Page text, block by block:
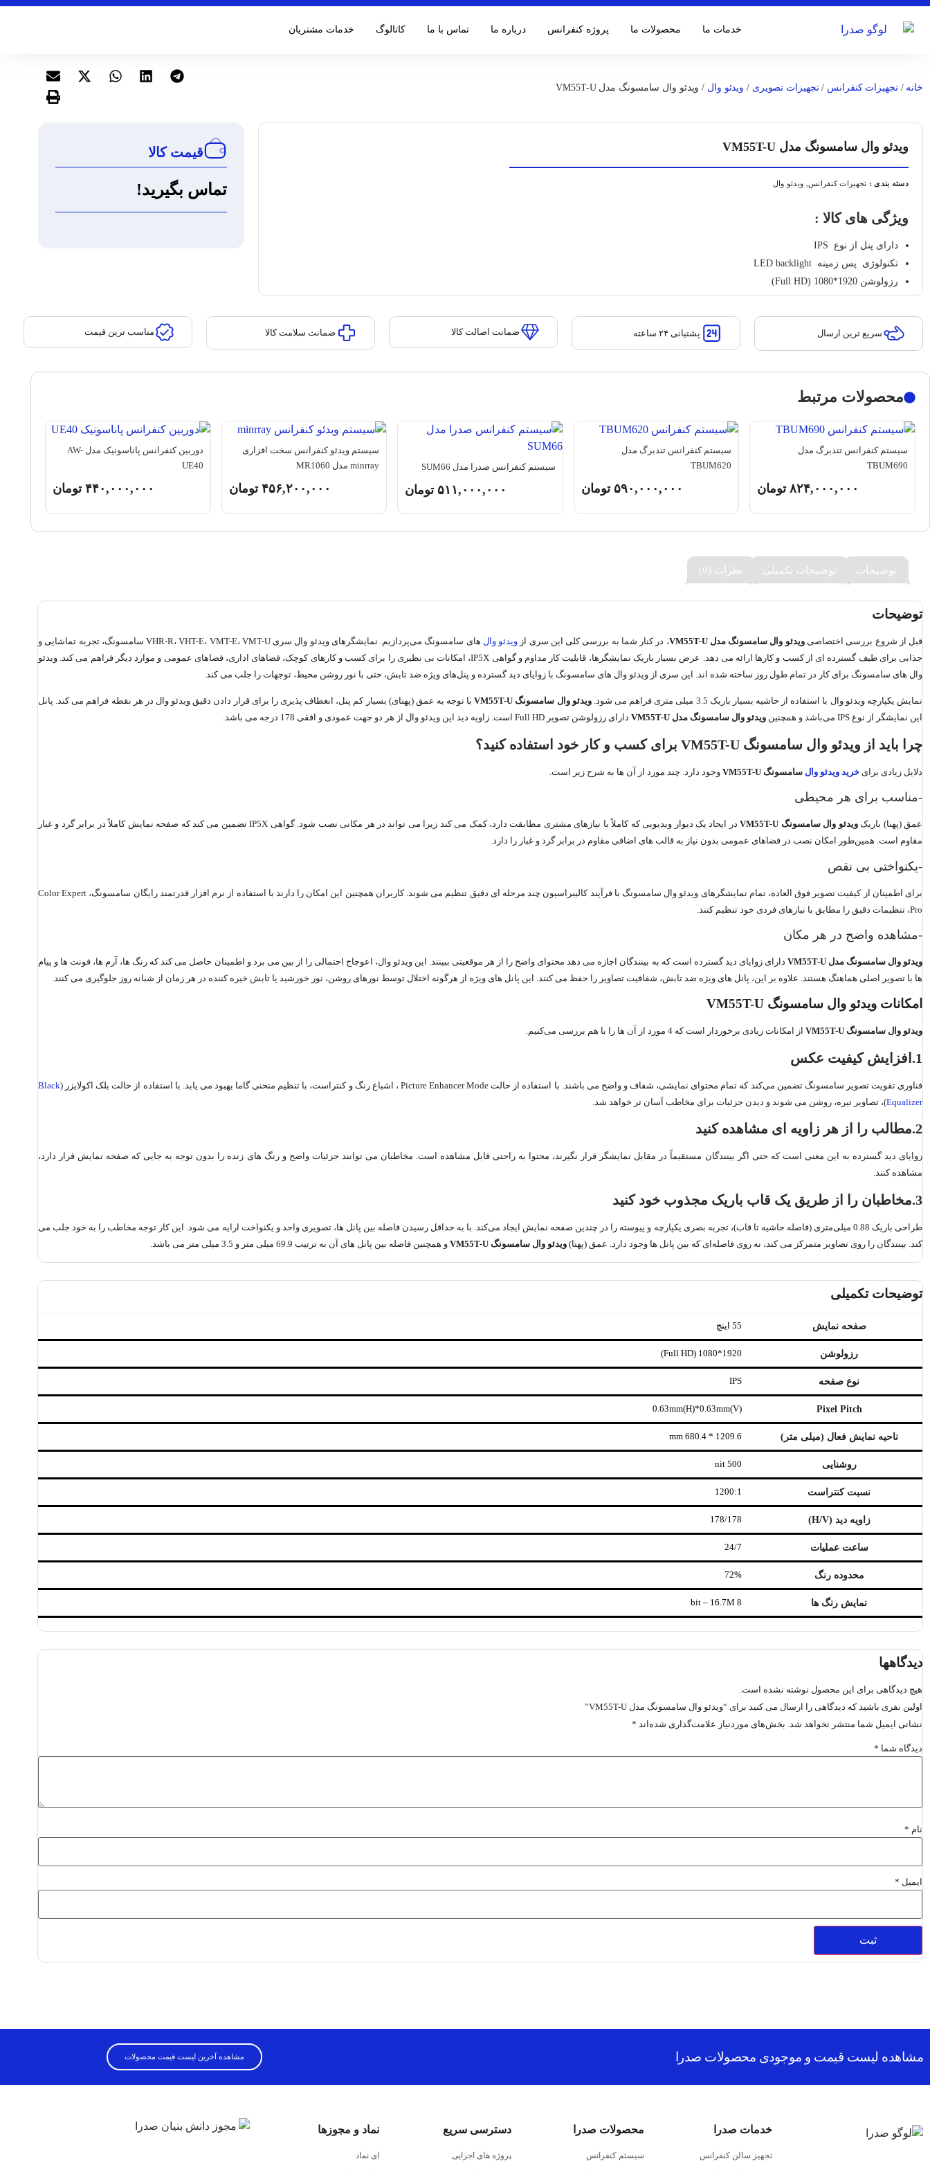
خدمات ما محصولات ما پروژه کنفرانس درباره ما تماس با ما کاتالوگ‌ خدمات مشتریان
خانه /تجهیزات کنفرانس /تجهیزات تصویری / ویدئو وال / ویدئو وال سامسونگ مدل VM55T-U
ویدئو وال سامسونگ مدل VM55T-U
دسته بندی : تجهیزات کنفرانس ویدئو وال
ویژگی های کالا :
دارای پنل از نوع IPS
تکنولوژی پس زمینه LED backlight
رزولوشن 1920*1080 (Full HD)
قیمت کالا
تماس بگیرید!
سریع ترین ارسال پشتیانی ۲۴ ساعته ضمانت اصالت کالا ضمانت سلامت کالا مناسب ترین قیمت
محصولات مرتبط
سیستم کنفرانس تندبرگ مدل
TBUM690
۸۲۴,۰۰۰,۰۰۰ تومان
سیستم کنفرانس تندبرگ مدل
TBUM620
۵۹۰,۰۰۰,۰۰۰ تومان
سیستم کنفرانس صدرا مدل SUM66
۵۱۱,۰۰۰,۰۰۰ تومان
سیستم ویدئو کنفرانس سخت افزاری
minrray مدل MR1060
۴۵۶,۲۰۰,۰۰۰ تومان
دوربین کنفرانس پاناسونیک مدل AW-
UE40
۴۴۰,۰۰۰,۰۰۰ تومان
توضیحات توضیحات تکمیلی نظرات (0)
توضیحات
قبل از شروع بررسی اختصاصیویدئو وال سامسونگ مدلVM55T-U، در کنار شما به بررسی کلی این سری از ویدئو وال
های سامسونگ می‌پردازیم. نمایشگرهای ویدئو وال سری VHR-R، VHT-E، VMT-E، VMT-U سامسونگ، تجربه تماشایی و
جذابی برای طیف گسترده ای از کسب و کارها ارائه می دهد. عرض بسیار باریک نمایشگرها، قابلیت کار مداوم و گواهی IP5X، امکانات بی نظیری را برای کسب و کارهای کوچک، فضاهای اداری، فضاهای عمومی و موارد دیگر فراهم می کند. ویدئو
وال های سامسونگ برای کار در تمام طول روز ساخته شده اند. این سری از ویدئو وال های سامسونگ با زوایای دید گسترده و پنل‌های ویژه ضد تابش، حتی با نور روشن محیط، توجهات را جلب می کند.
نمایش یکپارچه ویدئو وال با استفاده از حاشیه بسیار باریک 3.5 میلی متری فراهم می شود. ویدئو وال سامسونگ VM55T-Uبا توجه به عمق (پهنای) بسیار کم پنل، انعطاف پذیری را برای قرار دادن دقیق ویدئو وال در هر نقطه فراهم می کند. پانل
این نمایشگر از نوع IPS می‌باشد و همچنین
ویدئو وال سامسونگ مدل VM55T-U دارای رزولوشن تصویر Full HD است. زاویه دید این ویدئو وال از هر دو جهت عمودی و افقی 178 درجه می باشد.
چرا باید از ویدئو وال سامسونگ VM55T-U برای کسب و کار خود استفاده کنید؟
دلایل زیادی برای خرید ویدئو وال سامسونگ VM55T-U وجود دارد. چند مورد از آن ها به شرح زیر است.
-مناسب برای هر محیطی
عمق (پهنا) باریکویدئو وال سامسونگ VM55T-U
در ایجاد یک دیوار ویدیویی که کاملاً با نیازهای مشتری مطابقت دارد، کمک می کند زیرا می تواند در هر مکانی نصب شود. گواهی IP5X تضمین می کند که صفحه نمایش کاملاً در برابر گرد و غبار
مقاوم است. همین‌طور امکان نصب در فضاهای عمومی بدون نیاز به قالب های اضافی مقاوم در برابر گرد و غبار را دارد.
-یکنواختی بی نقص
برای اطمینان از کیفیت تصویر فوق العاده، تمام نمایشگرهای ویدئو وال سامسونگ با فرآیند کالیبراسیون چند مرحله ای دقیق تنظیم می شوند. کاربران همچنین این امکان را دارند با استفاده از نرم افزار قدرتمند رایگان سامسونگ، Color Expert
Pro، تنظیمات دقیق را مطابق با نیازهای فردی خود تنظیم کنند.
-مشاهده واضح در هر مکان
ویدئو وال سامسونگ مدلVM55T-U دارای زوایای دید گسترده است که به بینندگان اجازه می دهد محتوای واضح را از هر موقعیتی ببینند. این ویدئو وال، اعوجاج احتمالی را از بین می برد و اطمینان حاصل می کند که رنگ ها، آرم ها، فونت ها و پیام
ها با تصویر اصلی هماهنگ هستند. علاوه بر این، پانل های ویژه ضد تابش، شفافیت تصاویر را حفظ می کنند. این پانل های ویژه از هرگونه اختلال توسط نورهای روشن، نور خورشید یا تابش خیره کننده در هر زمان از شبانه روز جلوگیری می کنند.
امکانات ویدئو وال سامسونگ VM55T-U
ویدئو وال سامسونگ VM55T-U از امکانات زیادی برخوردار است که 4 مورد از آن ها را با هم بررسی می‌کنیم.
1.افزایش کیفیت عکس
فناوری تقویت تصویر سامسونگ تضمین می‌کند که تمام محتوای نمایشی، شفاف و واضح می باشند. با استفاده از حالت Picture Enhancer Mode ، اشباع رنگ و کنتراست، با تنظیم منحنی گاما بهبود می یابد. با استفاده از حالت بلک اکولایزر (
Black
Equalizer)، تصاویر تیره، روشن می شوند و دیدن جزئیات برای مخاطب آسان تر خواهد شد.
2.مطالب را از هر زاویه ای مشاهده کنید
زوایای دید گسترده به این معنی است که حتی اگر بینندگان مستقیماً در مقابل نمایشگر قرار نگیرند، محتوا به راحتی قابل مشاهده است. مخاطبان می توانند جزئیات واضح و رنگ های زنده را بدون توجه به جایی که صفحه نمایش قرار دارد،
مشاهده کنند.
3.مخاطبان را از طریق یک قاب باریک مجذوب خود کنید
طراحی باریک 0.88 میلی‌متری (فاصله حاشیه تا قاب)، تجربه بصری یکپارچه و پیوسته را در چندین صفحه نمایش ایجاد می‌کند. با به حداقل رسیدن فاصله بین پانل ها، تصویری واحد و یکنواخت ارایه می شود. این کار توجه مخاطب را به خود جلب می
کند. بینندگان را روی تصاویر متمرکز می کند، نه روی فاصله‌ای که بین پانل ها وجود دارد. عمق (پهنا) ویدئو وال سامسونگ VM55T-U و همچنین فاصله بین پانل های آن به ترتیب 69.9 میلی متر و 3.5 میلی متر می باشد.
توضیحات تکمیلی
صفحه نمایش 55 اینچ
رزولوشن 1920*1080 (Full HD)
نوع صفحه IPS
Pixel Pitch
0.63mm(H)*0.63mm(V)
ناحیه نمایش فعال (میلی متر) 1209.6 * 680.4 mm
روشنایی 500 nit
نسبت کنتراست 1200:1
زاویه دید (H/V) 178/178
ساعت عملیات 24/7
محدوده رنگ 72%
نمایش رنگ ها 8 bit – 16.7M
دیدگاهها
هیچ دیدگاهی برای این محصول نوشته نشده است.
اولین نفری باشید که دیدگاهی را ارسال می کنید برای “ویدئو وال سامسونگ مدل VM55T-U”
نشانی ایمیل شما منتشر نخواهد شد. بخش‌های موردنیاز علامت‌گذاری شده‌اند *
دیدگاه شما *
نام *
ایمیل *
مشاهده لیست قیمت و موجودی محصولات صدرا مشاهده آخرین لیست قیمت محصولات
خدمات صدرا
تجهیز سالن کنفرانس
محصولات صدرا
سیستم کنفرانس
دسترسی سریع
پروژه های اجرایی
نماد و مجوزها
ای نماد